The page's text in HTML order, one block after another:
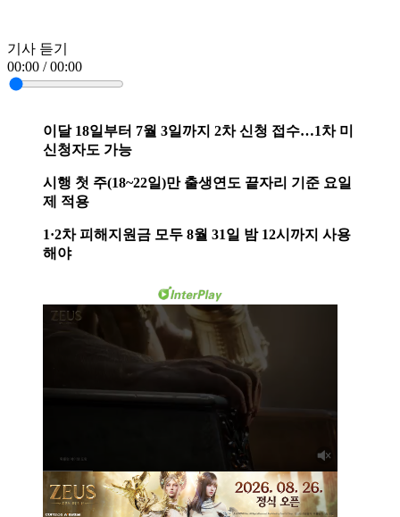
기사 듣기
00:00 / 00:00
이달 18일부터 7월 3일까지 2차 신청 접수…1차 미
신청자도 가능
시행 첫 주(18~22일)만 출생연도 끝자리 기준 요일
제 적용
1·2차 피해지원금 모두 8월 31일 밤 12시까지 사용
해야